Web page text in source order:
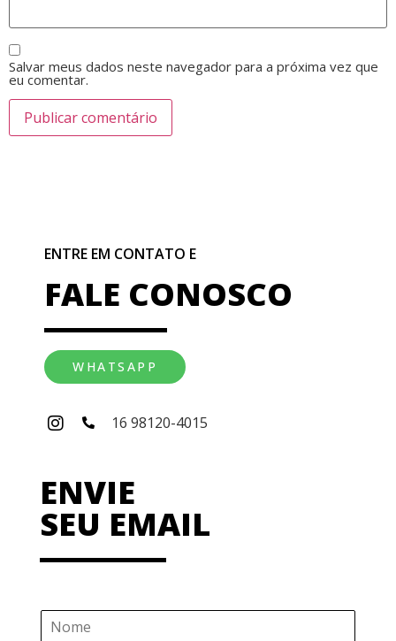
Salvar meus dados neste navegador para a próxima vez que
eu comentar.
ENTRE EM CONTATO E
FALE CONOSCO
WHATSAPP
16 98120-4015
ENVIE
SEU EMAIL
N